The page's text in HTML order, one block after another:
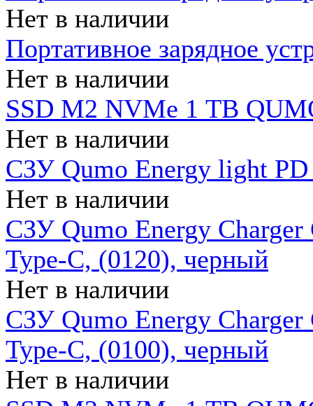
Нет в наличии
Портативное зарядное
Нет в наличии
SSD M2 NVMe 1 ТB
Нет в наличии
СЗУ Qumo Energy light PD
Нет в наличии
СЗУ Qumo Energy
Type-C, (0120), черный
Нет в наличии
СЗУ Qumo Energy
Type-C, (0100), черный
Нет в наличии